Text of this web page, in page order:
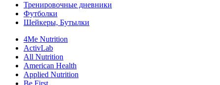
Тренировочные дневники
Футболки
Шейкеры, Бутылки
4Me Nutrition
ActivLab
All Nutrition
American Health
Applied Nutrition
Be First